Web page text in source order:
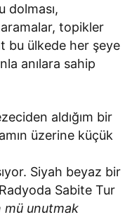
dolması,
topikler
bu ülkede her şeye
anılara sahip
aldığım bir
üzerine küçük
Siyah beyaz bir
Sabite Tur
mü unutmak